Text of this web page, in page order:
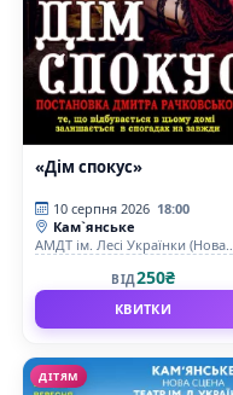
«Дім спокус»
10 серпня 2026 18:00
Кам`янське
АМДТ ім. Лесі Українки (Нова
ВІД250₴
КВИТКИ
ДІТЯМ